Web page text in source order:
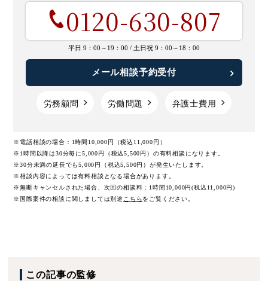
0120-630-807
平日 9：00～19：00 / 土日祝 9：00～18：00
メール相談予約受付
労務顧問 労働問題 弁護士費用
※電話相談の場合：1時間10,000円（税込11,000円）
※1時間以降は30分毎に5,000円（税込5,500円）の有料相談になります。
※30分未満の延長でも5,000円（税込5,500円）が発生いたします。
※相談内容によっては有料相談となる場合があります。
※無断キャンセルされた場合、次回の相談料：1時間10,000円(税込11,000円)
※国際案件の相談に関しましては別途 こちらをご覧ください。
この記事の監修